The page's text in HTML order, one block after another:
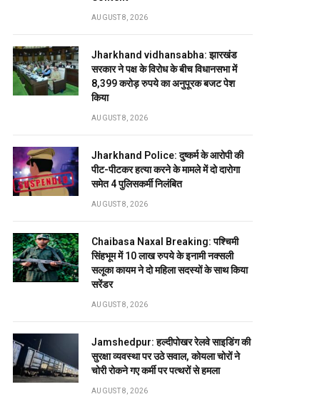
AUGUST 8, 2026
Jharkhand vidhansabha: झारखंड
सरकार ने पक्ष के विरोध के बीच विधानसभा में
8,399 करोड़ रुपये का अनुपूरक बजट पेश
किया
AUGUST 8, 2026
Jharkhand Police: दुष्कर्म के आरोपी की
पीट-पीटकर हत्या करने के मामले में दो दारोगा
समेत 4 पुलिसकर्मी निलंबित
AUGUST 8, 2026
Chaibasa Naxal Breaking: पश्चिमी
सिंहभूम में 10 लाख रुपये के इनामी नक्सली
सलूका कायम ने दो महिला सदस्यों के साथ किया
सरेंडर
AUGUST 8, 2026
Jamshedpur: हल्दीपोखर रेलवे साइडिंग की
सुरक्षा व्यवस्था पर उठे सवाल, कोयला चोरों ने
चोरी रोकने गए कर्मी पर पत्थरों से हमला
AUGUST 8, 2026